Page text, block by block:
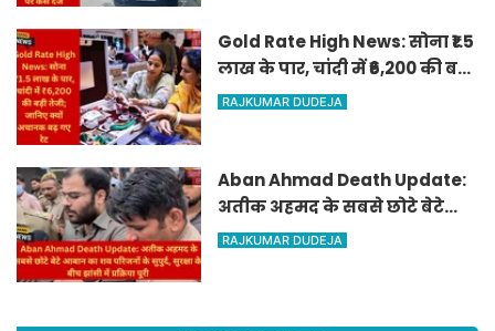
Gold Rate High News: सोना ₹1.5
लाख के पार, चांदी में ₹6,200 की बड़ी
तेजी; जानिए क्यों अचानक बढ़ गए
RAJKUMAR DUDEJA
Aban Ahmad Death Update:
अतीक अहमद के सबसे छोटे बेटे
आबान का शव परिजनों के सुपुर्द,
RAJKUMAR DUDEJA